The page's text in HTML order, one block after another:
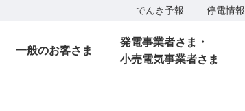
でんき予報 停電情報
一般のお客さま
発電事業者さま・
小売電気事業者さま